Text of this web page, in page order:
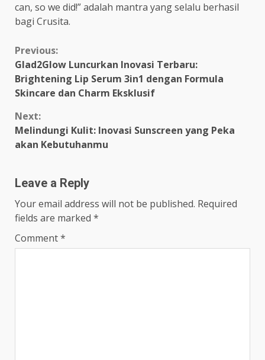
can, so we did!” adalah mantra yang selalu berhasil
bagi Crusita.
Continue
Reading
Previous:
Glad2Glow Luncurkan Inovasi Terbaru:
Brightening Lip Serum 3in1 dengan Formula
Skincare dan Charm Eksklusif
Next:
Melindungi Kulit: Inovasi Sunscreen yang Peka
akan Kebutuhanmu
Leave a Reply
Your email address will not be published. Required
fields are marked *
Comment*